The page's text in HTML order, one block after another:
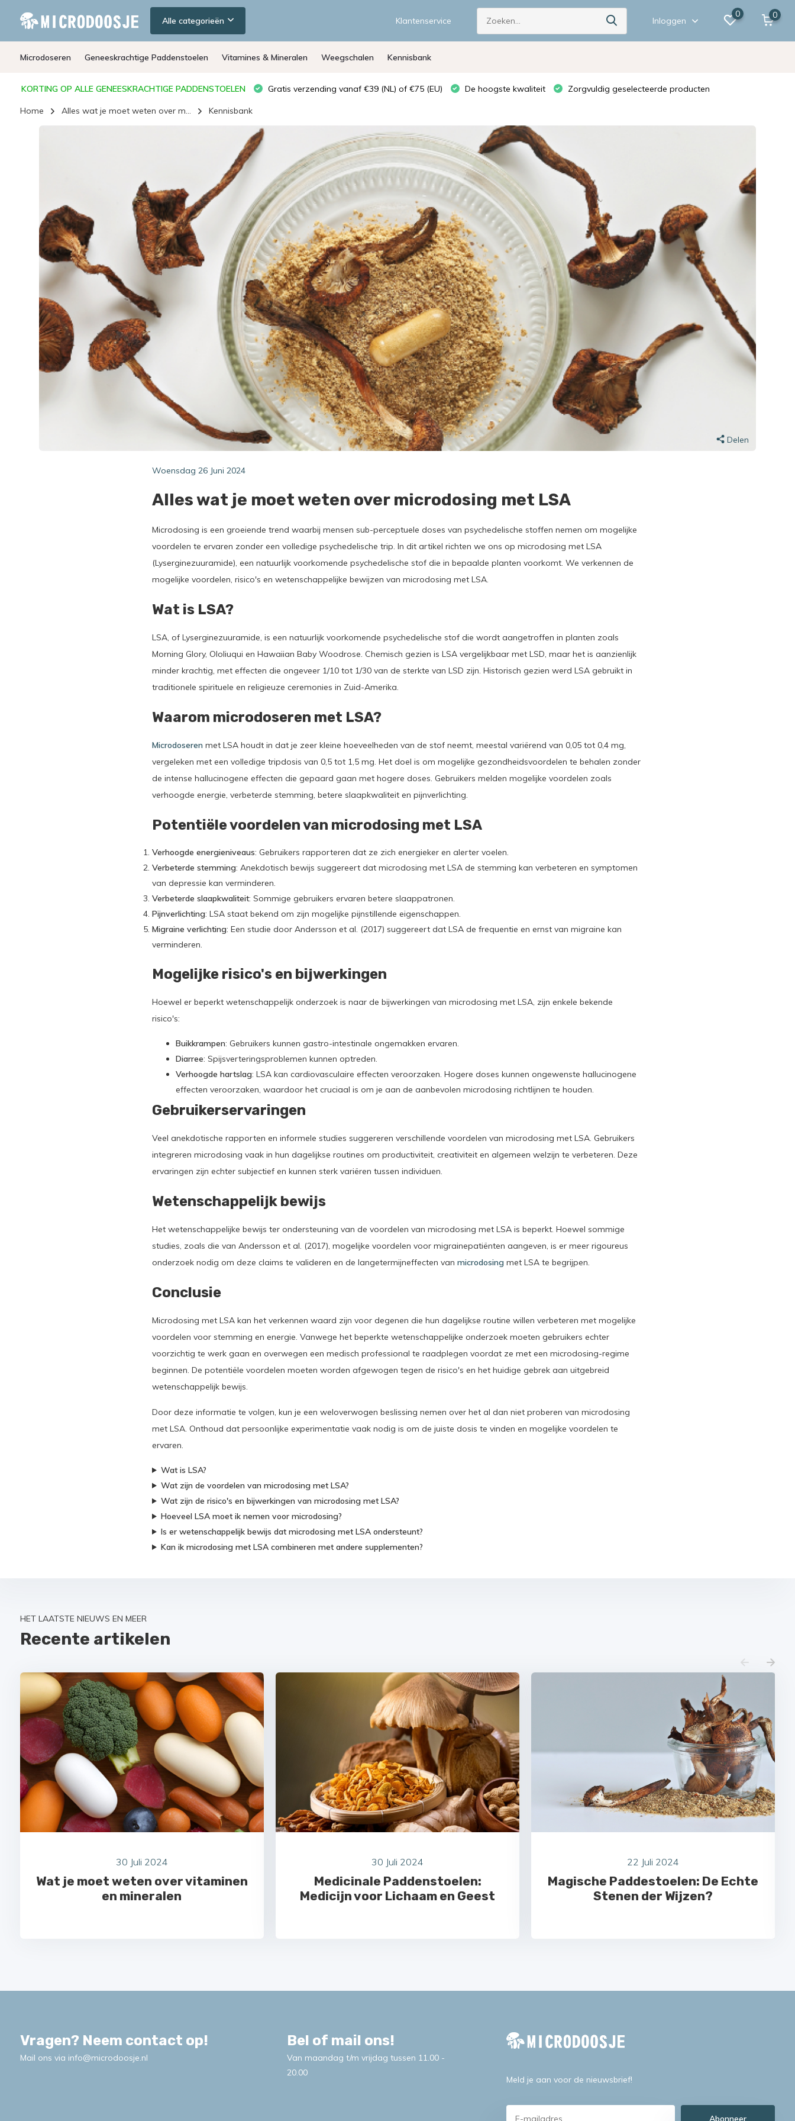
Alle categorieën Klantenservice Inloggen
0 0
Microdoseren Geneeskrachtige Paddenstoelen Vitamines & Mineralen Weegschalen Kennisbank
KORTING OP ALLE GENEESKRACHTIGE PADDENSTOELEN Gratis verzending vanaf €39 (NL) of €75 (EU) De hoogste kwaliteit Zorgvuldig geselecteerde producten
Home Alles wat je moet weten over m... Kennisbank
Delen
Woensdag 26 Juni 2024
Alles wat je moet weten over microdosing met LSA
Microdosing is een groeiende trend waarbij mensen sub-perceptuele doses van psychedelische stoffen nemen om mogelijke
voordelen te ervaren zonder een volledige psychedelische trip. In dit artikel richten we ons op microdosing met LSA
(Lyserginezuuramide), een natuurlijk voorkomende psychedelische stof die in bepaalde planten voorkomt. We verkennen de
mogelijke voordelen, risico's en wetenschappelijke bewijzen van microdosing met LSA.
Wat is LSA?
LSA, of Lyserginezuuramide, is een natuurlijk voorkomende psychedelische stof die wordt aangetroffen in planten zoals
Morning Glory, Ololiuqui en Hawaiian Baby Woodrose. Chemisch gezien is LSA vergelijkbaar met LSD, maar het is aanzienlijk
minder krachtig, met effecten die ongeveer 1/10 tot 1/30 van de sterkte van LSD zijn. Historisch gezien werd LSA gebruikt in
traditionele spirituele en religieuze ceremonies in Zuid-Amerika.
Waarom microdoseren met LSA?
Microdoseren met LSA houdt in dat je zeer kleine hoeveelheden van de stof neemt, meestal variërend van 0,05 tot 0,4 mg,
vergeleken met een volledige tripdosis van 0,5 tot 1,5 mg. Het doel is om mogelijke gezondheidsvoordelen te behalen zonder
de intense hallucinogene effecten die gepaard gaan met hogere doses. Gebruikers melden mogelijke voordelen zoals
verhoogde energie, verbeterde stemming, betere slaapkwaliteit en pijnverlichting.
Potentiële voordelen van microdosing met LSA
Verhoogde energieniveaus: Gebruikers rapporteren dat ze zich energieker en alerter voelen.
Verbeterde stemming: Anekdotisch bewijs suggereert dat microdosing met LSA de stemming kan verbeteren en symptomen
van depressie kan verminderen.
Verbeterde slaapkwaliteit: Sommige gebruikers ervaren betere slaappatronen.
Pijnverlichting: LSA staat bekend om zijn mogelijke pijnstillende eigenschappen.
Migraine verlichting: Een studie door Andersson et al. (2017) suggereert dat LSA de frequentie en ernst van migraine kan
verminderen.
Mogelijke risico's en bijwerkingen
Hoewel er beperkt wetenschappelijk onderzoek is naar de bijwerkingen van microdosing met LSA, zijn enkele bekende
risico's:
Buikkrampen: Gebruikers kunnen gastro-intestinale ongemakken ervaren.
Diarree: Spijsverteringsproblemen kunnen optreden.
Verhoogde hartslag: LSA kan cardiovasculaire effecten veroorzaken. Hogere doses kunnen ongewenste hallucinogene
effecten veroorzaken, waardoor het cruciaal is om je aan de aanbevolen microdosing richtlijnen te houden.
Gebruikerservaringen
Veel anekdotische rapporten en informele studies suggereren verschillende voordelen van microdosing met LSA. Gebruikers
integreren microdosing vaak in hun dagelijkse routines om productiviteit, creativiteit en algemeen welzijn te verbeteren. Deze
ervaringen zijn echter subjectief en kunnen sterk variëren tussen individuen.
Wetenschappelijk bewijs
Het wetenschappelijke bewijs ter ondersteuning van de voordelen van microdosing met LSA is beperkt. Hoewel sommige
studies, zoals die van Andersson et al. (2017), mogelijke voordelen voor migrainepatiënten aangeven, is er meer rigoureus
onderzoek nodig om deze claims te valideren en de langetermijneffecten vanmicrodosing met LSA te begrijpen.
Conclusie
Microdosing met LSA kan het verkennen waard zijn voor degenen die hun dagelijkse routine willen verbeteren met mogelijke
voordelen voor stemming en energie. Vanwege het beperkte wetenschappelijke onderzoek moeten gebruikers echter
voorzichtig te werk gaan en overwegen een medisch professional te raadplegen voordat ze met een microdosing-regime
beginnen. De potentiële voordelen moeten worden afgewogen tegen de risico's en het huidige gebrek aan uitgebreid
wetenschappelijk bewijs.
Door deze informatie te volgen, kun je een weloverwogen beslissing nemen over het al dan niet proberen van microdosing
met LSA. Onthoud dat persoonlijke experimentatie vaak nodig is om de juiste dosis te vinden en mogelijke voordelen te
ervaren.
Wat is LSA?
Wat zijn de voordelen van microdosing met LSA?
Wat zijn de risico's en bijwerkingen van microdosing met LSA?
Hoeveel LSA moet ik nemen voor microdosing?
Is er wetenschappelijk bewijs dat microdosing met LSA ondersteunt?
Kan ik microdosing met LSA combineren met andere supplementen?
HET LAATSTE NIEUWS EN MEER
Recente artikelen
30 Juli 2024
Wat je moet weten over vitaminen
en mineralen
30 Juli 2024
Medicinale Paddenstoelen:
Medicijn voor Lichaam en Geest
22 Juli 2024
Magische Paddestoelen: De Echte
Stenen der Wijzen?
Vragen? Neem contact op!
Mail ons via info@microdoosje.nl
Bel of mail ons!
Van maandag t/m vrijdag tussen 11.00 -
20.00
Meld je aan voor de nieuwsbrief!
Abonneer